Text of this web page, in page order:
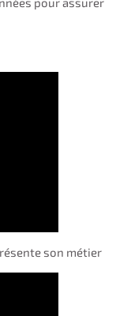
son métier